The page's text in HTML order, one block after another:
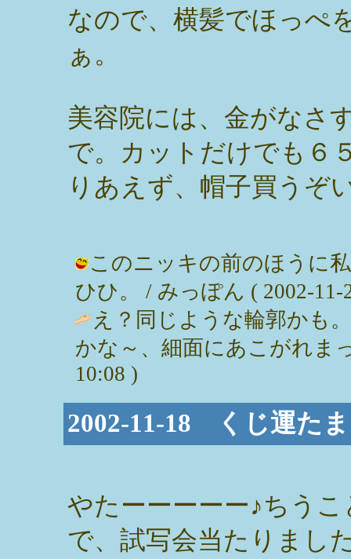
なので、横髪でほっぺ
ぁ。
美容院には、金がなさ
で。カットだけでも６
りあえず、帽子買うぞ
このニッキの前のほうに
ひひ。 / みっぽん ( 2002-11-
え？同じような輪郭かも
かな～、細面にあこがれま
10:08 )
2002-11-18 くじ運た
やたーーーーー♪ちうこ
で、試写会当たりまし